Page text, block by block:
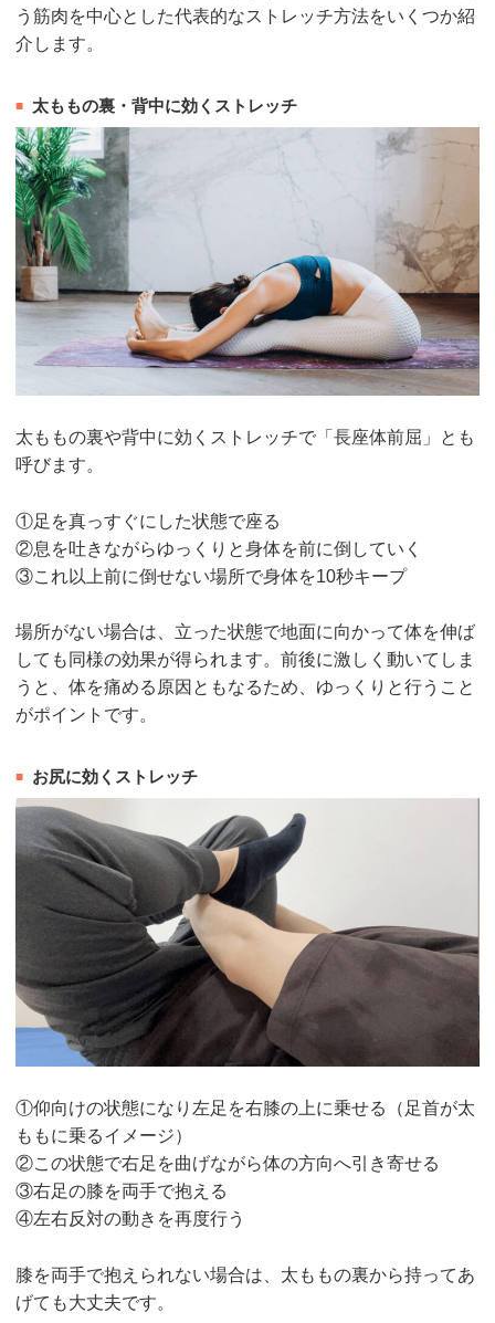
う筋肉を中心とした代表的なストレッチ方法をいくつか紹
介します。
太ももの裏・背中に効くストレッチ
太ももの裏や背中に効くストレッチで「長座体前屈」とも
呼びます。
①足を真っすぐにした状態で座る
②息を吐きながらゆっくりと身体を前に倒していく
③これ以上前に倒せない場所で身体を10秒キープ
場所がない場合は、立った状態で地面に向かって体を伸ば
しても同様の効果が得られます。前後に激しく動いてしま
うと、体を痛める原因ともなるため、ゆっくりと行うこと
がポイントです。
お尻に効くストレッチ
①仰向けの状態になり左足を右膝の上に乗せる（足首が太
ももに乗るイメージ）
②この状態で右足を曲げながら体の方向へ引き寄せる
③右足の膝を両手で抱える
④左右反対の動きを再度行う
膝を両手で抱えられない場合は、太ももの裏から持ってあ
げても大丈夫です。